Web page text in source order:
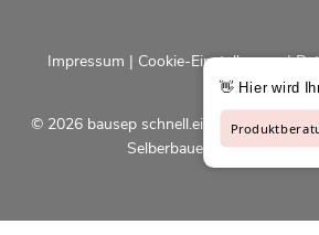
© 2026 bausep schnell.einfach.preiswert
Selberbauer und Profis |
Impressum | Cookie-Einstellungen|